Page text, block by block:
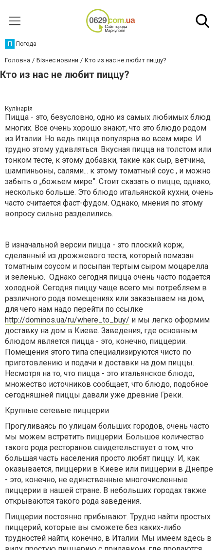
П Погода
Головна Бізнес новини Кто из нас не любит пиццу?
Кто из нас не любит пиццу?
Кулінарія
Пицца - это, безусловно, одно из самых любимых блюд
многих. Все очень хорошо знают, что это блюдо родом
из Италии. Но ведь пицца популярна во всем мире. И
трудно этому удивляться. Вкусная пицца на толстом или
тонком тесте, к этому добавки, такие как сыр, ветчина,
шампиньоны, салями... к этому томатный соус , и можно
забыть о „божьем мире”. Стоит сказать о пицце, однако,
несколько больше. Это блюдо итальянской кухни, очень
часто считается фаст-фудом. Однако, мнения по этому
вопросу сильно разделились.
В изначальной версии пицца - это плоский корж,
сделанный из дрожжевого теста, который помазан
томатным соусом и посыпан тертым сыром моцарелла
и зеленью. Однако сегодня пицца очень часто подается
холодной. Сегодня пиццу чаще всего мы потребляем в
различного рода помещениях или заказываем на дом,
для чего нам надо перейти по ссылке
http://dominos.ua/ru/where_to_buy/ и мы легко оформим
доставку на дом в Киеве. Заведения, где основным
блюдом является пицца - это, конечно, пиццерии.
Помещения этого типа специализируются чисто по
приготовлению и подачи и доставки на дом пиццы.
Несмотря на то, что пицца - это итальянское блюдо,
множество источников сообщает, что блюдо, подобное
сегодняшней пиццы давали уже древние Греки.
Крупные сетевые пиццерии
Прогуливаясь по улицам больших городов, очень часто
мы можем встретить пиццерии. Большое количество
такого рода ресторанов свидетельствует о том, что
большая часть населения просто любят пиццу. И, как
оказывается, пиццерии в Киеве или пиццерии в Днепре
- это, конечно, не единственные многочисленные
пиццерии в нашей стране. В небольших городах также
открываются такого рода заведения.
Пиццерии постоянно прибывают. Трудно найти простых
пиццерий, которые вы сможете без каких-либо
трудностей найти, конечно, в Италии. Мы имеем здесь в